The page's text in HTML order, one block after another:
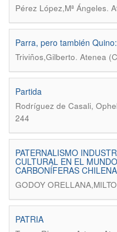
Pérez López,Mª Ángeles.
Parra, pero también
Triviños,Gilberto. Atenea
Partida
Rodríguez de Casali,
244
PATERNALISMO
CULTURAL EN EL
CARBONÍFERAS
GODOY
PATRIA